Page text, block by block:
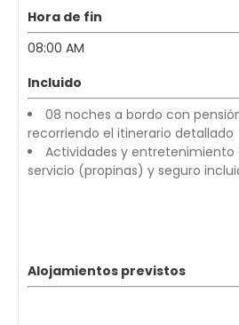
Hora de fin
08:00 AM
Incluido
08 noches a bordo con
recorriendo el itinerario detallado
Actividades y entretenimiento
servicio (propinas) y seguro
Alojamientos previstos